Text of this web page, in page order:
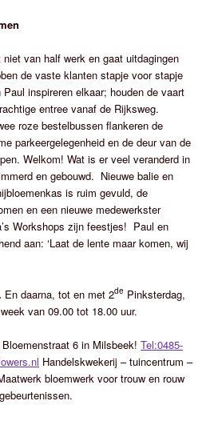
van half werk en gaat uitdagingen
de vaste klanten stapje voor stapje
inspireren elkaar; houden de vaart
entree vanaf de Rijksweg.
roze bestelbussen flankeren de
parkeergelegenheid en de deur van de
Welkom! Wat is er veel veranderd in
en gebouwd. Nieuwe balie en
is ruim gevuld, de
en een nieuwe medewerkster
Workshops zijn feestjes! Paul en
aan: ‘Laat de lente maar komen, wij
En daarna, tot en met 2de Pinksterdag,
van 09.00 tot 18.00 uur.
6 in Milsbeek!Tel:0485-
Handelskwekerij – tuincentrum –
bloemwerk voor trouw en rouw